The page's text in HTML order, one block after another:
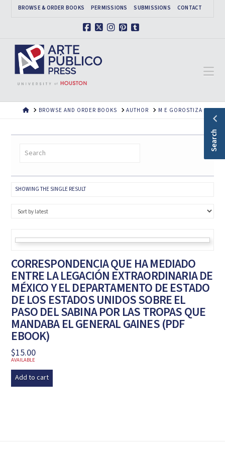
BROWSE & ORDER BOOKS PERMISSIONS SUBMISSIONS CONTACT
HOMEBROWSE AND ORDER BOOKS AUTHOR M E GOROSTIZA
SHOWING THE SINGLE RESULT
CORRESPONDENCIA QUE HA MEDIADO
ENTRE LA LEGACIÓN EXTRAORDINARIA DE
MÉXICO Y EL DEPARTAMENTO DE ESTADO
DE LOS ESTADOS UNIDOS SOBRE EL
PASO DEL SABINA POR LAS TROPAS QUE
MANDABA EL GENERAL GAINES (PDF
EBOOK)
$15.00
AVAILABLE
Add to cart
Search